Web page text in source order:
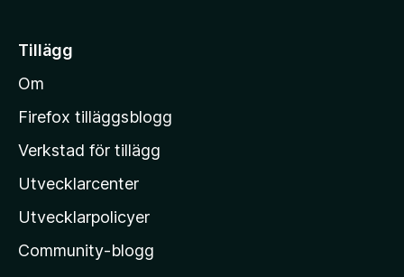
i
l
M
z
i
l
a
Tillägg
Om
Firefox tilläggsblogg
Verkstad för tillägg
Utvecklarcenter
Utvecklarpolicyer
Community-blogg